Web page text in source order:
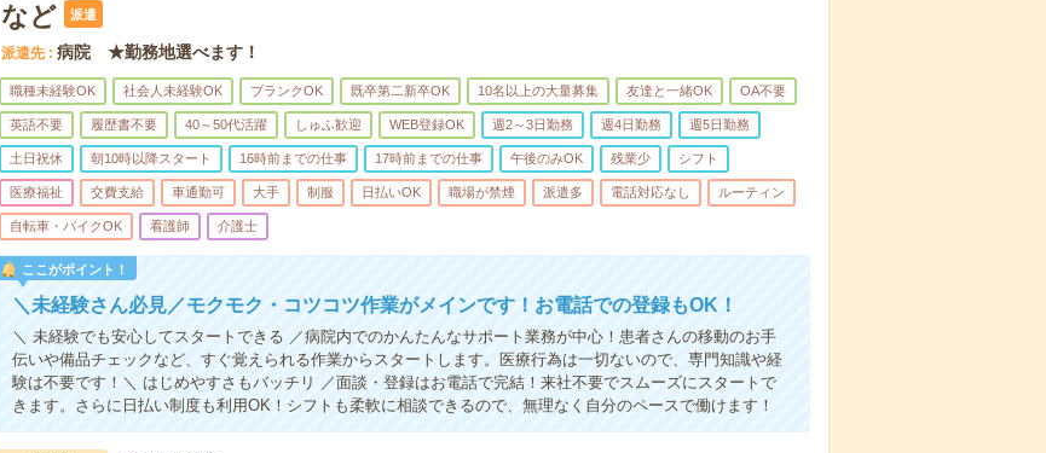
など
派遣
派遣先 病院 ★勤務地選べます！
職種未経験OK 社会人未経験OK ブランクOK 既卒第二新卒OK 10名以上の大量募集 友達と一緒OK OA不要
英語不要 履歴書不要 40～50代活躍 しゅふ歓迎 WEB登録OK 週2～3日勤務 週4日勤務 週5日勤務
土日祝休 朝10時以降スタート 16時前までの仕事 17時前までの仕事 午後のみOK 残業少 シフト
医療福祉 交費支給 車通勤可 大手 制服 日払いOK 職場が禁煙 派遣多 電話対応なし ルーティン
自転車・バイクOK 看護師 介護士
ここがポイント！
＼未経験さん必見／モクモク・コツコツ作業がメインです！お電話での登録もOK！
＼ 未経験でも安心してスタートできる ／病院内でのかんたんなサポート業務が中心！患者さんの移動のお手
伝いや備品チェックなど、すぐ覚えられる作業からスタートします。医療行為は一切ないので、専門知識や経
験は不要です！＼ はじめやすさもバッチリ ／面談・登録はお電話で完結！来社不要でスムーズにスタートで
きます。さらに日払い制度も利用OK！シフトも柔軟に相談できるので、無理なく自分のペースで働けます！